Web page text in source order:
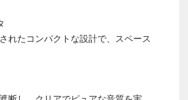
れたコンパクトな設計で、スペース